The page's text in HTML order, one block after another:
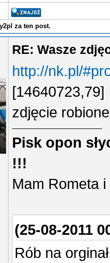
za ten post.
RE: Wasze
http://nk.pl/
[14640723,79]
zdjęcie
Pisk opon
!!!
Mam Rometa
(25-08-2011
Rób na